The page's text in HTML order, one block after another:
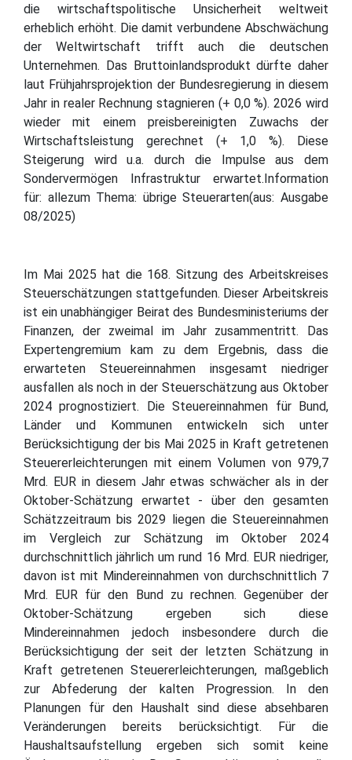
die wirtschaftspolitische Unsicherheit weltweit
erheblich erhöht. Die damit verbundene Abschwächung
der Weltwirtschaft trifft auch die deutschen
Unternehmen. Das Bruttoinlandsprodukt dürfte daher
laut Frühjahrsprojektion der Bundesregierung in diesem
Jahr in realer Rechnung stagnieren (+ 0,0 %). 2026 wird
wieder mit einem preisbereinigten Zuwachs der
Wirtschaftsleistung gerechnet (+ 1,0 %). Diese
Steigerung wird u.a. durch die Impulse aus dem
Sondervermögen Infrastruktur erwartet.Information
für: allezum Thema: übrige Steuerarten(aus: Ausgabe
08/2025)
Im Mai 2025 hat die 168. Sitzung des Arbeitskreises
Steuerschätzungen stattgefunden. Dieser Arbeitskreis
ist ein unabhängiger Beirat des Bundesministeriums der
Finanzen, der zweimal im Jahr zusammentritt. Das
Expertengremium kam zu dem Ergebnis, dass die
erwarteten Steuereinnahmen insgesamt niedriger
ausfallen als noch in der Steuerschätzung aus Oktober
2024 prognostiziert. Die Steuereinnahmen für Bund,
Länder und Kommunen entwickeln sich unter
Berücksichtigung der bis Mai 2025 in Kraft getretenen
Steuererleichterungen mit einem Volumen von 979,7
Mrd. EUR in diesem Jahr etwas schwächer als in der
Oktober-Schätzung erwartet - über den gesamten
Schätzzeitraum bis 2029 liegen die Steuereinnahmen
im Vergleich zur Schätzung im Oktober 2024
durchschnittlich jährlich um rund 16 Mrd. EUR niedriger,
davon ist mit Mindereinnahmen von durchschnittlich 7
Mrd. EUR für den Bund zu rechnen. Gegenüber der
Oktober-Schätzung ergeben sich diese
Mindereinnahmen jedoch insbesondere durch die
Berücksichtigung der seit der letzten Schätzung in
Kraft getretenen Steuererleichterungen, maßgeblich
zur Abfederung der kalten Progression. In den
Planungen für den Haushalt sind diese absehbaren
Veränderungen bereits berücksichtigt. Für die
Haushaltsaufstellung ergeben sich somit keine